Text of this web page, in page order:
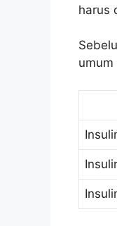
harus
umum